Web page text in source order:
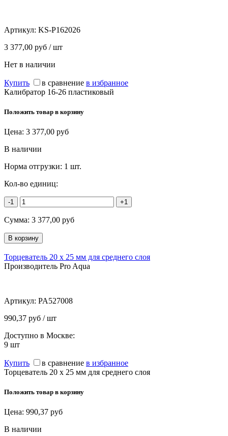
Артикул: KS-P162026
3 377,00 руб / шт
Нет в наличии
Купить в сравнение в избранное
Калибратор 16-26 пластиковый
Положить товар в корзину
Цена: 3 377,00 руб
В наличии
Норма отгрузки: 1 шт.
Кол-во единиц:
-1 +1
Сумма: 3 377,00 руб
Торцеватель 20 х 25 мм для среднего слоя
Производитель Pro Aqua
Артикул: PA527008
990,37 руб / шт
Доступно в Москве:
9 шт
Купить в сравнение в избранное
Торцеватель 20 х 25 мм для среднего слоя
Положить товар в корзину
Цена: 990,37 руб
В наличии